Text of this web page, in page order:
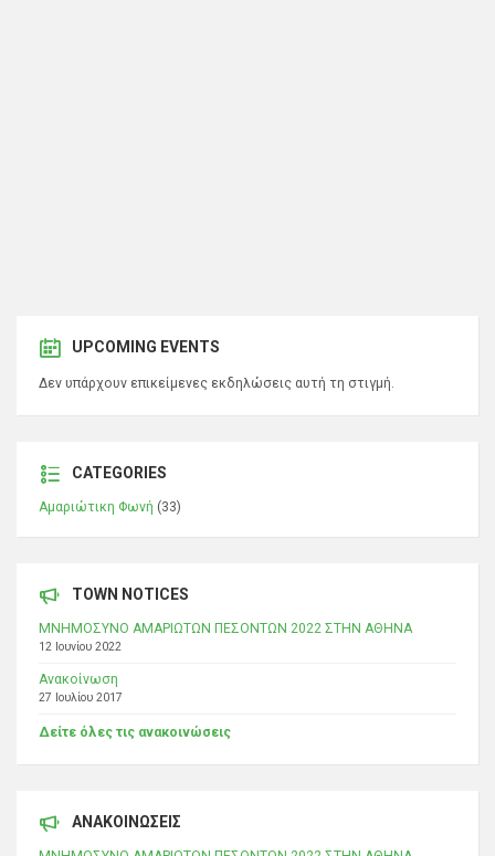
UPCOMING EVENTS
Δεν υπάρχουν επικείμενες εκδηλώσεις αυτή τη στιγμή.
CATEGORIES
Αμαριώτικη Φωνή (33)
TOWN NOTICES
ΜΝΗΜΟΣΥΝΟ ΑΜΑΡΙΩΤΩΝ ΠΕΣΟΝΤΩΝ 2022 ΣΤΗΝ ΑΘΗΝΑ
12 Ιουνίου 2022
Ανακοίνωση
27 Ιουλίου 2017
Δείτε όλες τις ανακοινώσεις
ΑΝΑΚΟΙΝΩΣΕΙΣ